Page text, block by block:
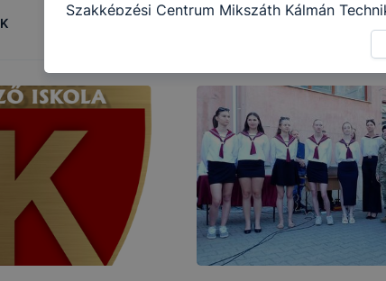
Szakképzési Centrum Mikszáth Kálmán
kat a következő célokból használja:
hogyan használja Ön a honlapot -annak
részeit látogatja, vagy használja leginkább,
biztosítsunk Önnek még jobb felhasználói
oldalunkat, honlap fejlesztése. Hogyan
cookie-kat? Minden modern böngésző
változtatását. A legtöbb böngésző
a cookie-kat, de ezek általában
mivel a cookie-k célja honlapunk
megkönnyítése vagy lehetővé tétele, a
megakadályozása vagy törlése által
lesznek képesek honlapunk funkcióinak teljes